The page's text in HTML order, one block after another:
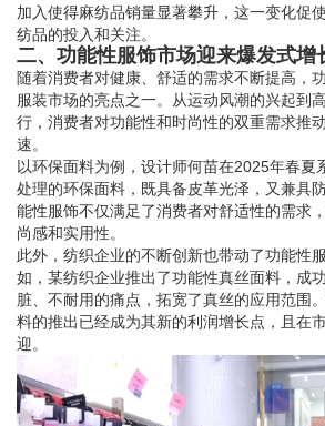
加入使得麻纺品销量显著攀升，这一变化促
纺品的投入和关注。
二、功能性服饰市场迎来爆发式增
随着消费者对健康、舒适的需求不断提高，
服装市场的亮点之一。从运动风潮的兴起到
行，消费者对功能性和时尚性的双重需求推
速。
以环保面料为例，设计师何苗在2025年春夏
处理的环保面料，既具备皮革光泽，又兼具
能性服饰不仅满足了消费者对舒适性的需求
尚感和实用性。
此外，纺织企业的不断创新也带动了功能性
如，某纺织企业推出了功能性真丝面料，成
脏、不耐用的痛点，拓宽了真丝的应用范围
料的推出已经成为其新的利润增长点，且在
迎。